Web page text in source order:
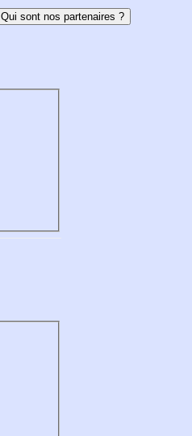
Qui sont nos partenaires ?